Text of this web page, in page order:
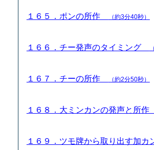
１６５．ポンの所作 （約3分40秒）
１６６．チー発声のタイミング
１６７．チーの所作 （約2分50秒）
１６８．大ミンカンの発声と所作
１６９．ツモ牌から取り出す加